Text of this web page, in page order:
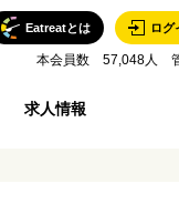
ログ
Eatreatとは
本会員数 57,048人
求人情報